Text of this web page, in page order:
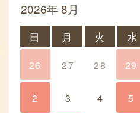
2026年 8月
日 月 火 水
26 27 28 29
2 3 4 5